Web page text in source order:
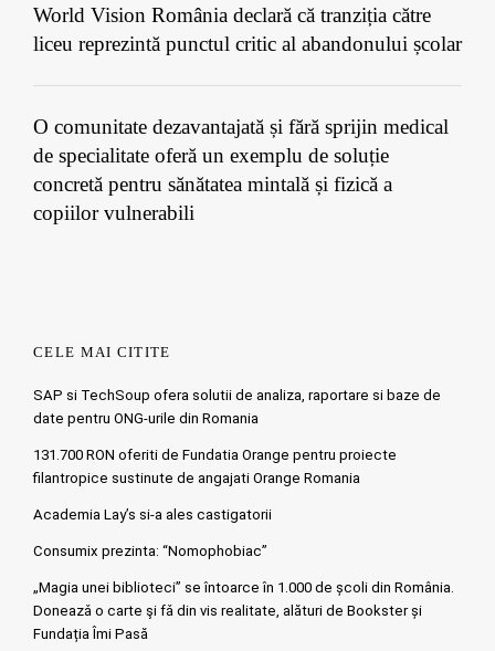
World Vision România declară că tranziția către
liceu reprezintă punctul critic al abandonului școlar
O comunitate dezavantajată și fără sprijin medical
de specialitate oferă un exemplu de soluție
concretă pentru sănătatea mintală și fizică a
copiilor vulnerabili
CELE MAI CITITE
SAP si TechSoup ofera solutii de analiza, raportare si baze de
date pentru ONG-urile din Romania
131.700 RON oferiti de Fundatia Orange pentru proiecte
filantropice sustinute de angajati Orange Romania
Academia Lay’s si-a ales castigatorii
Consumix prezinta: “Nomophobiac”
„Magia unei biblioteci” se întoarce în 1.000 de școli din România.
Doneazǎ o carte şi fǎ din vis realitate, alături de Bookster și
Fundația Îmi Pasă